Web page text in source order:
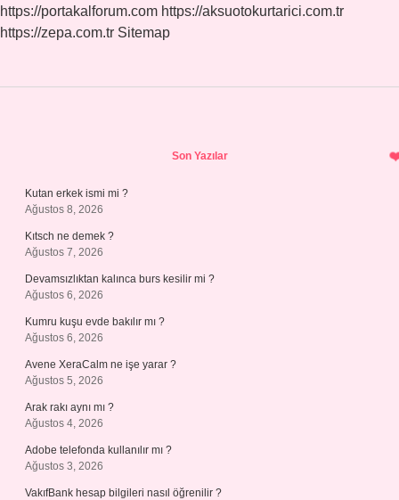
https://portakalforum.com https://aksuotokurtarici.com.tr
https://zepa.com.tr Sitemap
Son Yazılar
Kutan erkek ismi mi ?
Ağustos 8, 2026
Kıtsch ne demek ?
Ağustos 7, 2026
Devamsızlıktan kalınca burs kesilir mi ?
Ağustos 6, 2026
Kumru kuşu evde bakılır mı ?
Ağustos 6, 2026
Avene XeraCalm ne işe yarar ?
Ağustos 5, 2026
Arak rakı aynı mı ?
Ağustos 4, 2026
Adobe telefonda kullanılır mı ?
Ağustos 3, 2026
VakıfBank hesap bilgileri nasıl öğrenilir ?